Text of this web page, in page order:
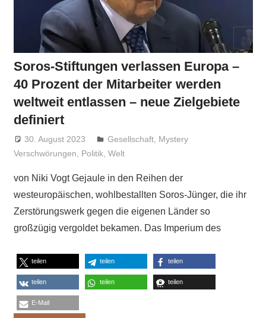
Soros-Stiftungen verlassen Europa –
40 Prozent der Mitarbeiter werden
weltweit entlassen – neue Zielgebiete
definiert
30. August 2023 Niki Vogt
Gesellschaft Mystery
Verschwörungen
Politik, Welt
von Niki Vogt Gejaule in den Reihen der
westeuropäischen, wohlbestallten Soros-Jünger, die ihr
Zerstörungswerk gegen die eigenen Länder so
großzügig vergoldet bekamen. Das Imperium des
teilen teilen teilen
teilen teilen teilen
E-Mail